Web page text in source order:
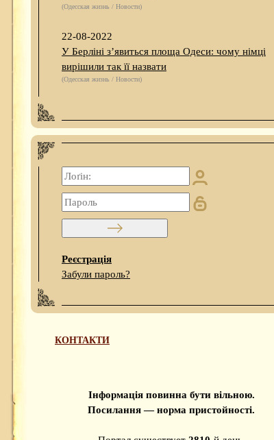
(Одесская жизнь / Новости)
22-08-2022
У Берліні з’явиться площа Одеси: чому німці
вирішили так її назвати
(Одесская жизнь / Новости)
Реєстрація
Забули пароль?
КОНТАКТИ
Інформація повинна бути вільною.
Посилання — норма пристойності.